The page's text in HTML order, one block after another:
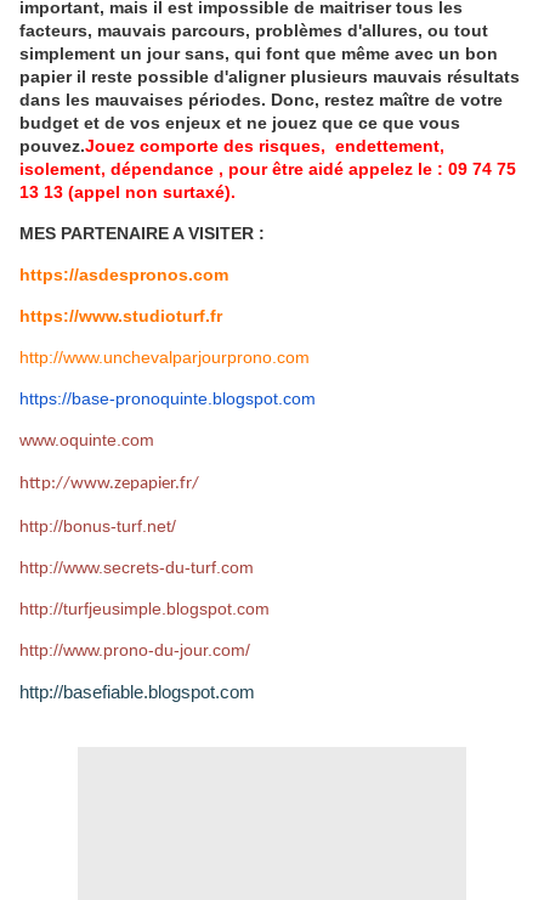
important, mais il est impossible de maitriser tous les
facteurs, mauvais parcours, problèmes d'allures, ou tout
simplement un jour sans, qui font que même avec un bon
papier il reste possible d'aligner plusieurs mauvais résultats
dans les mauvaises périodes. Donc, restez maître de votre
budget et de vos enjeux et ne jouez que ce que vous
pouvez.Jouez comporte des risques, endettement,
isolement, dépendance , pour être aidé appelez le : 09 74 75
13 13 (appel non surtaxé).
MES PARTENAIRE A VISITER :
https://asdespronos.com
https://www.studioturf.fr
http://www.unchevalparjourprono.com
https://base-pronoquinte. blogspot.com
www.oquinte.com
http://www.zepapier.fr/
http://bonus-turf.net/
http://www.secrets-du-turf.com
http://turfjeusimple.blogspot.com
http://www.prono-du-jour.com/
http://basefiable.blogspot.com